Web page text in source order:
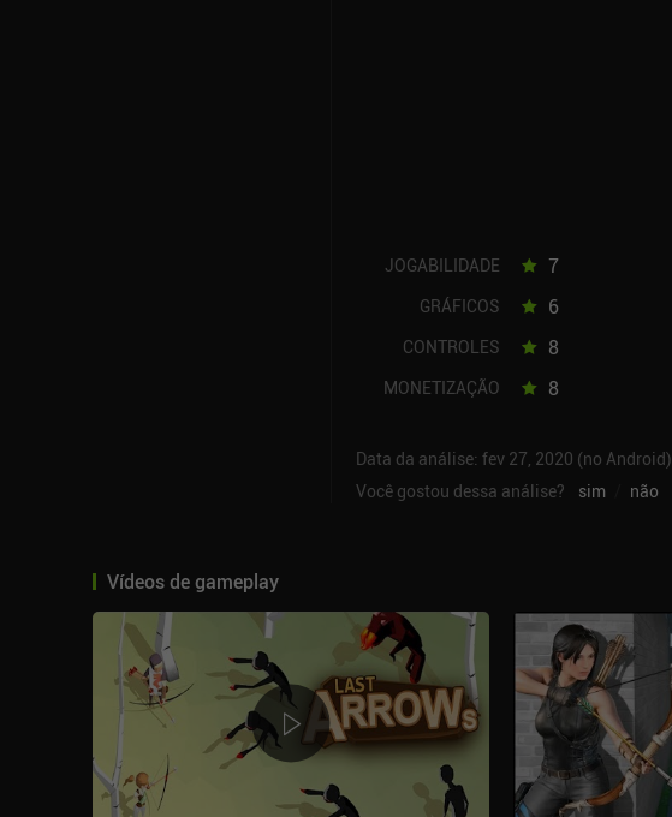
JOGABILIDADE 7
GRÁFICOS 6
CONTROLES 8
MONETIZAÇÃO 8
Data da análise: fev 27, 2020 (no Android)
Você gostou dessa análise?
sim não
Vídeos de gameplay